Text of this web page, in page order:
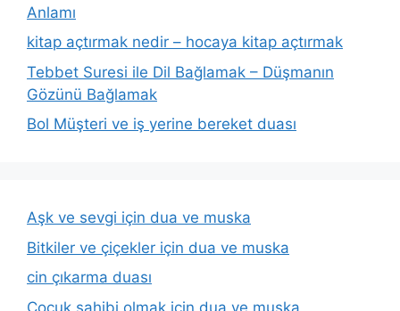
Anlamı
kitap açtırmak nedir – hocaya kitap açtırmak
Tebbet Suresi ile Dil Bağlamak – Düşmanın
Gözünü Bağlamak
Bol Müşteri ve iş yerine bereket duası
Aşk ve sevgi için dua ve muska
Bitkiler ve çiçekler için dua ve muska
cin çıkarma duası
Çocuk sahibi olmak için dua ve muska